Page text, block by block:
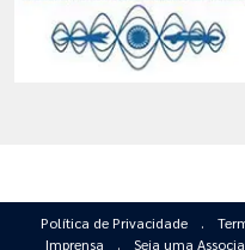
Política de Privacidade .
Imprensa
. Seja uma